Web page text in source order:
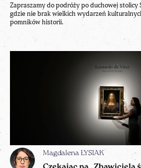
Zapraszamy do podróży po duchowej
gdzie nie brak wielkich wydarzeń
pomników historii.
Magdalena ŁYSIAK